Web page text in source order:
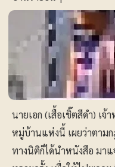
นายเอก (เสื้อเชิ๊ตสีดำ) เจ้
หมู่บ้านแห่งนี้ เผยว่าตามก
ทางนิติก็ได้นำหนังสือ มาแ